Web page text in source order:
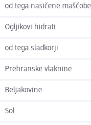
od tega nasičene maščobe
Ogljikovi hidrati
od tega sladkorji
Prehranske vlaknine
Beljakovine
Sol